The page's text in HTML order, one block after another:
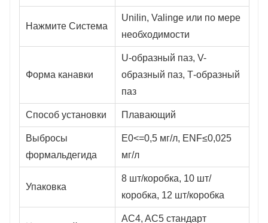
Нажмите Система
Unilin, Valinge или по мере
необходимости
Форма канавки
U-образный паз, V-
образный паз, Т-образный
паз
Способ установки Плавающий
Выбросы
формальдегида
E0<=0,5 мг/л, ENF≤0,025
мг/л
Упаковка
8 шт/коробка, 10 шт/
коробка, 12 шт/коробка
AC4, AC5 стандарт